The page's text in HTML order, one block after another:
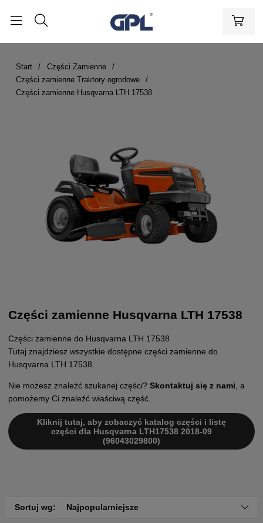
Start
Części Zamienne
Części zamienne Traktory ogrodowe
Części zamienne Husqvarna LTH 17538
Części zamienne Husqvarna LTH 17538
Części zamienne do Husqvarna LTH 17538
Tutaj znajdziesz wszystkie dostępne części zamienne do
Husqvarna LTH 17538.
Nie możesz znaleźć szukanej części? Skontaktuj się z nami , a
pomożemy Ci znaleźć właściwą część.
Kliknij tutaj, aby zobaczyć katalog części i listę
części dla Husqvarna LTH17538 2018-09
(96043029800)
Sortuj wg: Najpopularniejsze